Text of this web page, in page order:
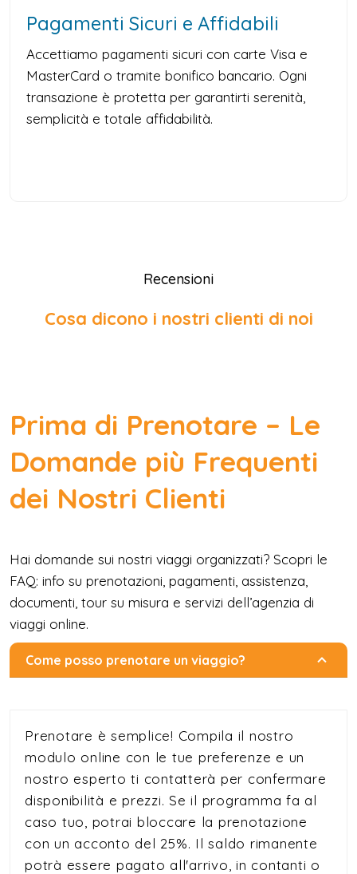
Pagamenti Sicuri e Affidabili
Accettiamo pagamenti sicuri con carte Visa e
MasterCard o tramite bonifico bancario. Ogni
transazione è protetta per garantirti serenità,
semplicità e totale affidabilità.
Recensioni
Cosa dicono i nostri clienti di noi
Prima di Prenotare – Le
Domande più Frequenti
dei Nostri Clienti
Hai domande sui nostri viaggi organizzati? Scopri le
FAQ: info su prenotazioni, pagamenti, assistenza,
documenti, tour su misura e servizi dell’agenzia di
viaggi online.
Come posso prenotare un viaggio?
Prenotare è semplice! Compila il nostro
modulo online con le tue preferenze e un
nostro esperto ti contatterà per confermare
disponibilità e prezzi. Se il programma fa al
caso tuo, potrai bloccare la prenotazione
con un acconto del 25%. Il saldo rimanente
potrà essere pagato all'arrivo, in contanti o